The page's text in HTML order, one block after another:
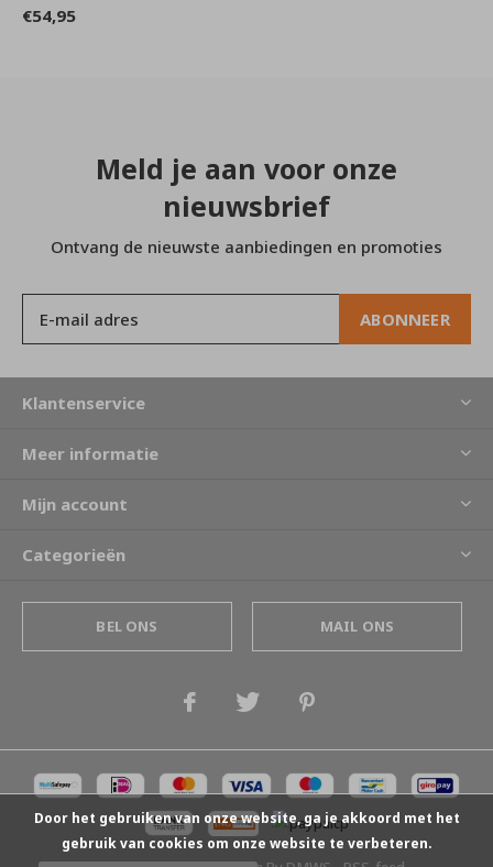
€54,95
Meld je aan voor onze
nieuwsbrief
Ontvang de nieuwste aanbiedingen en promoties
ABONNEER
Klantenservice
Meer informatie
Mijn account
Categorieën
BEL ONS MAIL ONS
Door het gebruiken van onze website, ga je akkoord met het
gebruik van cookies om onze website te verbeteren.